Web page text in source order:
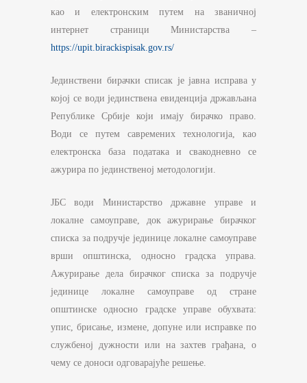
као и електронским путем на званичној
интернет страници Министарства –
https://upit.birackispisak.gov.rs/
Јединствени бирачки списак је јавна исправа у
којој се води јединствена евиденција држављана
Републике Србије који имају бирачко право.
Води се путем савремених технологија, као
електронска база података и свакодневно се
ажурира по јединственој методологији.
ЈБС води Министарство државне управе и
локалне самоуправе, док ажурирање бирачког
списка за подручје јединице локалне самоуправе
врши општинска, односно градска управа.
Ажурирање дела бирачког списка за подручје
јединице локалне самоуправе од стране
општинске односно градске управе обухвата:
упис, брисање, измене, допуне или исправке по
службеној дужности или на захтев грађана, о
чему се доноси одговарајуће решење.